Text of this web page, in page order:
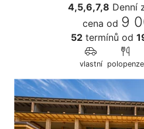
4,5,6,7,8 Denní
cena od 9
52termínů od
vlastní polopenze